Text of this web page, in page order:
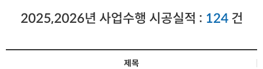
2025,2026년 사업수행 시공실적 : 124건
제목